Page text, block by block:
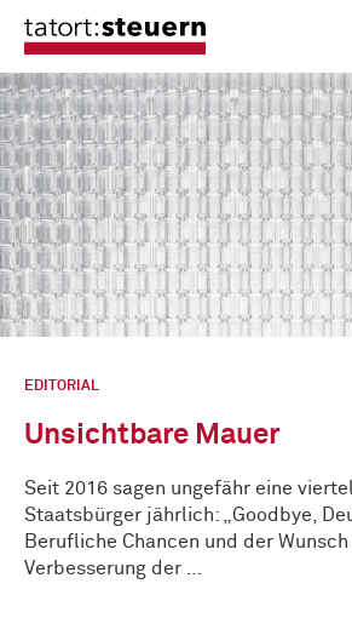
EDITORIAL
Unsichtbare Mauer
Seit 2016 sagen ungefähr eine
Staatsbürger jährlich: „Goodbye,
Berufliche Chancen und der Wunsch
Verbesserung der …